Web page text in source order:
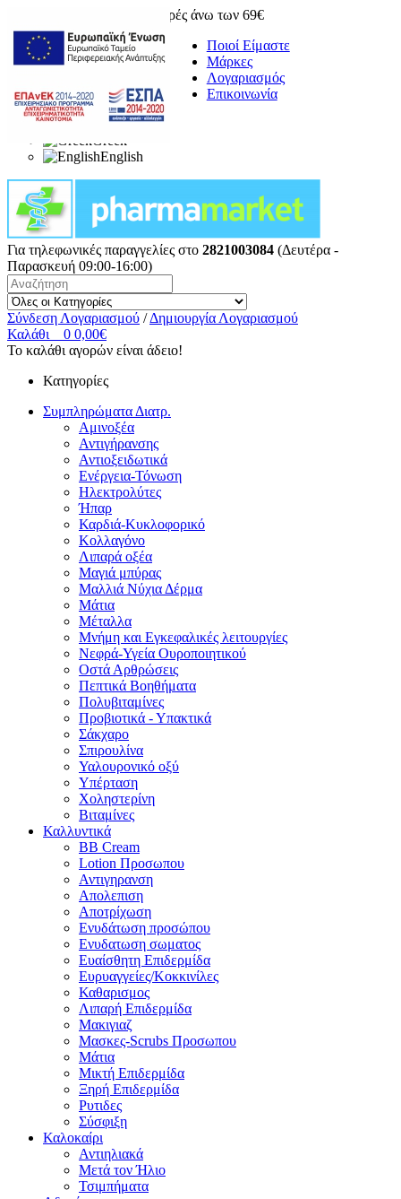
Δωρεάν μεταφορικά για αγορές άνω των 69€
Ποιοί Είμαστε
Μάρκες
Λογαριασμός
Επικοινωνία
Greek
English
Για τηλεφωνικές παραγγελίες στο 2821003084 (Δευτέρα -
Παρασκευή 09:00-16:00)
Σύνδεση Λογαριασμού / Δημιουργία Λογαριασμού
Καλάθι
0 0,00€
Το καλάθι αγορών είναι άδειο!
Κατηγορίες
Συμπληρώματα Διατρ.
Αμινοξέα
Αντιγήρανσης
Αντιοξειδωτικά
Ενέργεια-Τόνωση
Ηλεκτρολύτες
Ήπαρ
Καρδιά-Κυκλοφορικό
Κολλαγόνο
Λιπαρά οξέα
Μαγιά μπύρας
Μαλλιά Νύχια Δέρμα
Μάτια
Μέταλλα
Μνήμη και Εγκεφαλικές λειτουργίες
Νεφρά-Υγεία Ουροποιητικού
Οστά Αρθρώσεις
Πεπτικά Βοηθήματα
Πολυβιταμίνες
Προβιοτικά - Υπακτικά
Σάκχαρο
Σπιρουλίνα
Υαλουρονικό οξύ
Υπέρταση
Χοληστερίνη
Βιταμίνες
Καλλυντικά
BB Cream
Lotion Προσωπου
Αντιγηρανση
Απολεπιση
Αποτρίχωση
Ενυδάτωση προσώπου
Ενυδατωση σωματος
Ευαίσθητη Επιδερμίδα
Ευρυαγγείες/Κοκκινίλες
Καθαρισμος
Λιπαρή Επιδερμίδα
Μακιγιαζ
Μασκες-Scrubs Προσωπου
Μάτια
Μικτή Επιδερμίδα
Ξηρή Επιδερμίδα
Ρυτιδες
Σύσφιξη
Καλοκαίρι
Αντιηλιακά
Μετά τον Ήλιο
Τσιμπήματα